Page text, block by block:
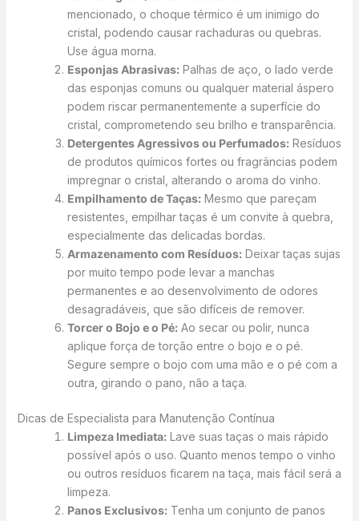
mencionado, o choque térmico é um inimigo do
cristal, podendo causar rachaduras ou quebras.
Use água morna.
Esponjas Abrasivas:Palhas de aço, o lado verde
das esponjas comuns ou qualquer material áspero
podem riscar permanentemente a superfície do
cristal, comprometendo seu brilho e transparência.
Detergentes Agressivos ou Perfumados:Resíduos
de produtos químicos fortes ou fragrâncias podem
impregnar o cristal, alterando o aroma do vinho.
Empilhamento de Taças:Mesmo que pareçam
resistentes, empilhar taças é um convite à quebra,
especialmente das delicadas bordas.
Armazenamento com Resíduos:Deixar taças sujas
por muito tempo pode levar a manchas
permanentes e ao desenvolvimento de odores
desagradáveis, que são difíceis de remover.
Torcer o Bojo e o Pé:Ao secar ou polir, nunca
aplique força de torção entre o bojo e o pé.
Segure sempre o bojo com uma mão e o pé com a
outra, girando o pano, não a taça.
Dicas de Especialista para Manutenção Contínua
Limpeza Imediata:Lave suas taças o mais rápido
possível após o uso. Quanto menos tempo o vinho
ou outros resíduos ficarem na taça, mais fácil será a
limpeza.
Panos Exclusivos:Tenha um conjunto de panos